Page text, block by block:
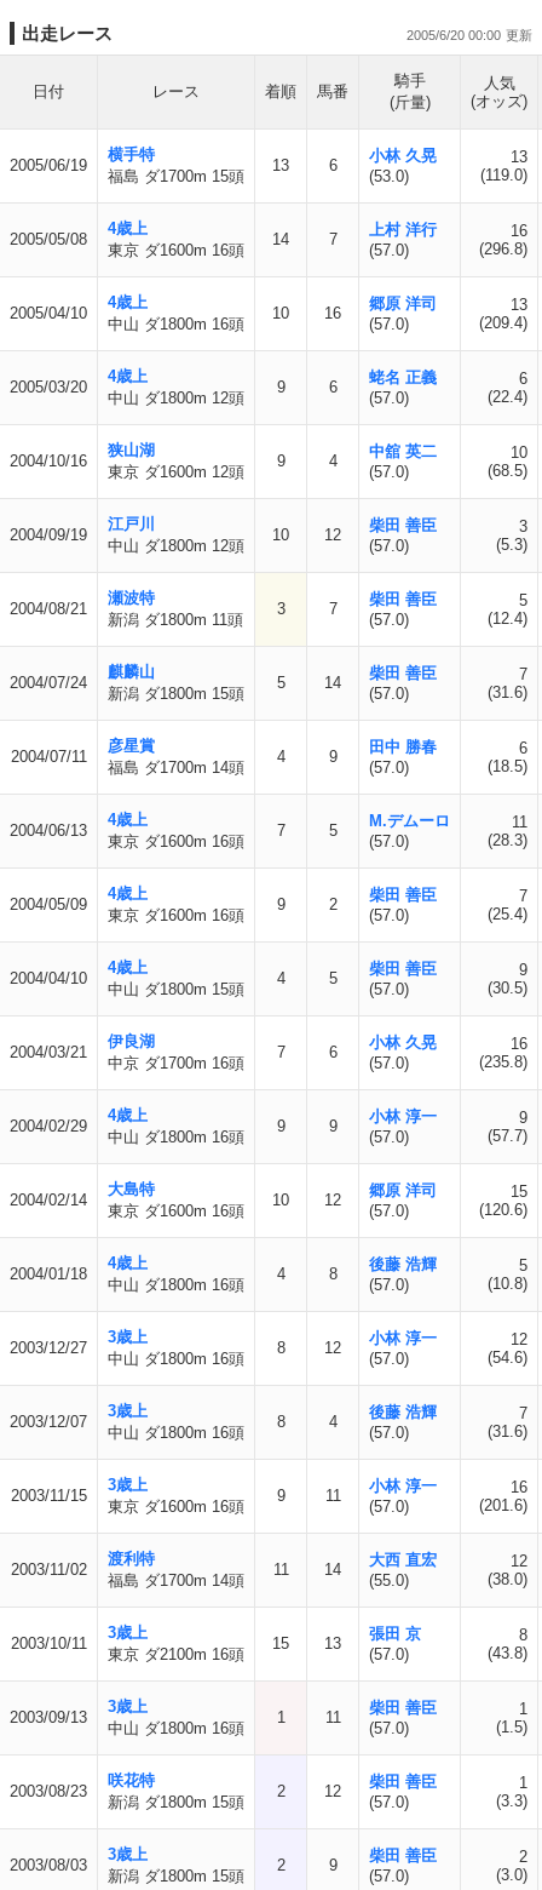
出走レース 2005/6/20 00:00
日付 レース 着順 馬番
騎手
(斤量)
人気
(オッズ)
2005/06/19
横手特
福島 ダ1700m 15頭
13 6
小林 久晃
(53.0)
13
(119.0)
2005/05/08
4歳上
東京 ダ1600m 16頭
14 7
上村 洋行
(57.0)
16
(296.8)
2005/04/10
4歳上
中山 ダ1800m 16頭
10 16
郷原 洋司
(57.0)
13
(209.4)
2005/03/20
4歳上
中山 ダ1800m 12頭
9 6
蛯名 正義
(57.0)
6
(22.4)
2004/10/16
狭山湖
東京 ダ1600m 12頭
9 4
中舘 英二
(57.0)
10
(68.5)
2004/09/19
江戸川
中山 ダ1800m 12頭
10 12
柴田 善臣
(57.0)
3
(5.3)
2004/08/21
瀬波特
新潟 ダ1800m 11頭
3 7
柴田 善臣
(57.0)
5
(12.4)
2004/07/24
麒麟山
新潟 ダ1800m 15頭
5 14
柴田 善臣
(57.0)
7
(31.6)
2004/07/11
彦星賞
福島 ダ1700m 14頭
4 9
田中 勝春
(57.0)
6
(18.5)
2004/06/13
4歳上
東京 ダ1600m 16頭
7 5
M.デムーロ
(57.0)
11
(28.3)
2004/05/09
4歳上
東京 ダ1600m 16頭
9 2
柴田 善臣
(57.0)
7
(25.4)
2004/04/10
4歳上
中山 ダ1800m 15頭
4 5
柴田 善臣
(57.0)
9
(30.5)
2004/03/21
伊良湖
中京 ダ1700m 16頭
7 6
小林 久晃
(57.0)
16
(235.8)
2004/02/29
4歳上
中山 ダ1800m 16頭
9 9
小林 淳一
(57.0)
9
(57.7)
2004/02/14
大島特
東京 ダ1600m 16頭
10 12
郷原 洋司
(57.0)
15
(120.6)
2004/01/18
4歳上
中山 ダ1800m 16頭
4 8
後藤 浩輝
(57.0)
5
(10.8)
2003/12/27
3歳上
中山 ダ1800m 16頭
8 12
小林 淳一
(57.0)
12
(54.6)
2003/12/07
3歳上
中山 ダ1800m 16頭
8 4
後藤 浩輝
(57.0)
7
(31.6)
2003/11/15
3歳上
東京 ダ1600m 16頭
9 11
小林 淳一
(57.0)
16
(201.6)
2003/11/02
渡利特
福島 ダ1700m 14頭
11 14
大西 直宏
(55.0)
12
(38.0)
2003/10/11
3歳上
東京 ダ2100m 16頭
15 13
張田 京
(57.0)
8
(43.8)
2003/09/13
3歳上
中山 ダ1800m 16頭
1 11
柴田 善臣
(57.0)
1
(1.5)
2003/08/23
咲花特
新潟 ダ1800m 15頭
2 12
柴田 善臣
(57.0)
1
(3.3)
2003/08/03
3歳上
新潟 ダ1800m 15頭
2 9
柴田 善臣
(57.0)
2
(3.0)